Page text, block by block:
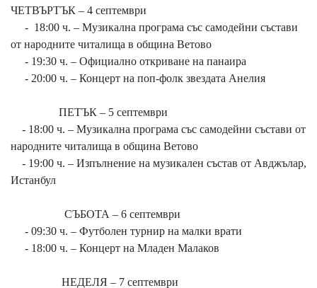
ЧЕТВЪРТЪК – 4 септември
- 18:00 ч. – Музикална програма със самодейни състави
от народните читалища в община Ветово
- 19:30 ч. – Официално откриване на панаира
- 20:00 ч. – Концерт на поп-фолк звездата Анелия
ПЕТЪК – 5 септември
- 18:00 ч. – Музикална програма със самодейни състави от
народните читалища в община Ветово
- 19:00 ч. – Изпълнение на музикален състав от Авджълар,
Истанбул
СЪБОТА – 6 септември
- 09:30 ч. – Футболен турнир на малки врати
- 18:00 ч. – Концерт на Младен Малаков
НЕДЕЛЯ – 7 септември